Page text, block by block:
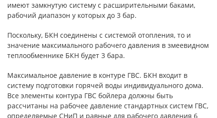
имеют замкнутую систему с расширительными баками,
рабочий диапазон у которых до 3 бар.
Поскольку, БКН соединены с системой отопления, то и
значение максимального рабочего давления в змеевидном
теплообменнике БКН будет 3 бара.
Максимальное давление в контуре ГВС. БКН входит в
систему подготовки горячей воды индивидуального дома.
Все элементы контура ГВС бойлера должны быть
рассчитаны на рабочее давление стандартных систем ГВС,
определяемые СНиП и равные для рабочего давления 6